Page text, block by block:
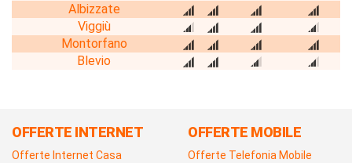
Albizzate
Viggiù
Montorfano
Blevio
OFFERTE INTERNET
Offerte Internet Casa
OFFERTE MOBILE
Offerte Telefonia Mobile